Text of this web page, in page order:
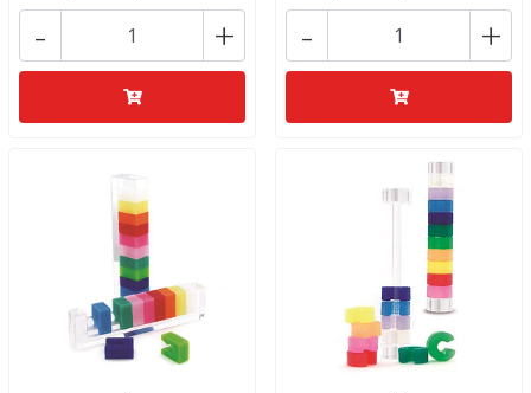
+
- +
-